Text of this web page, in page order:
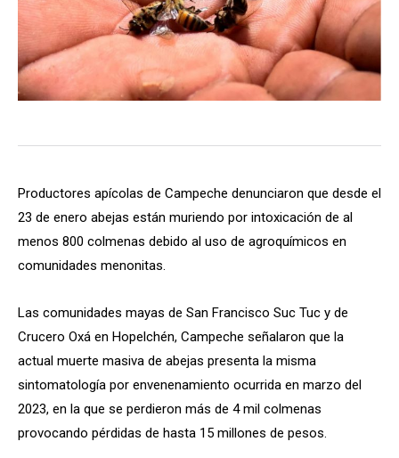
Productores apícolas de Campeche denunciaron que desde el
23 de enero abejas están muriendo por intoxicación de al
menos 800 colmenas debido al uso de agroquímicos en
comunidades menonitas.
Las comunidades mayas de San Francisco Suc Tuc y de
Crucero Oxá en Hopelchén, Campeche señalaron que la
actual muerte masiva de abejas presenta la misma
sintomatología por envenenamiento ocurrida en marzo del
2023, en la que se perdieron más de 4 mil colmenas
provocando pérdidas de hasta 15 millones de pesos.